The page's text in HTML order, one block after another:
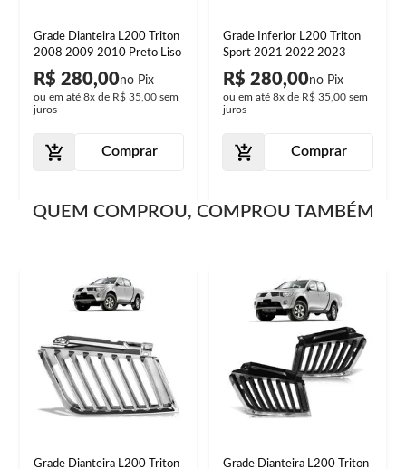
Grade Dianteira L200 Triton
2008 2009 2010 Preto Liso
R$ 280,00
ou em até 8x de R$ 35,00 sem
juros
Comprar
Grade Inferior L200 Triton
Sport 2021 2022 2023
R$ 280,00
ou em até 8x de R$ 35,00 sem
juros
Comprar
QUEM COMPROU, COMPROU TAMBÉM
Grade Dianteira L200 Triton
Grade Dianteira L200 Triton